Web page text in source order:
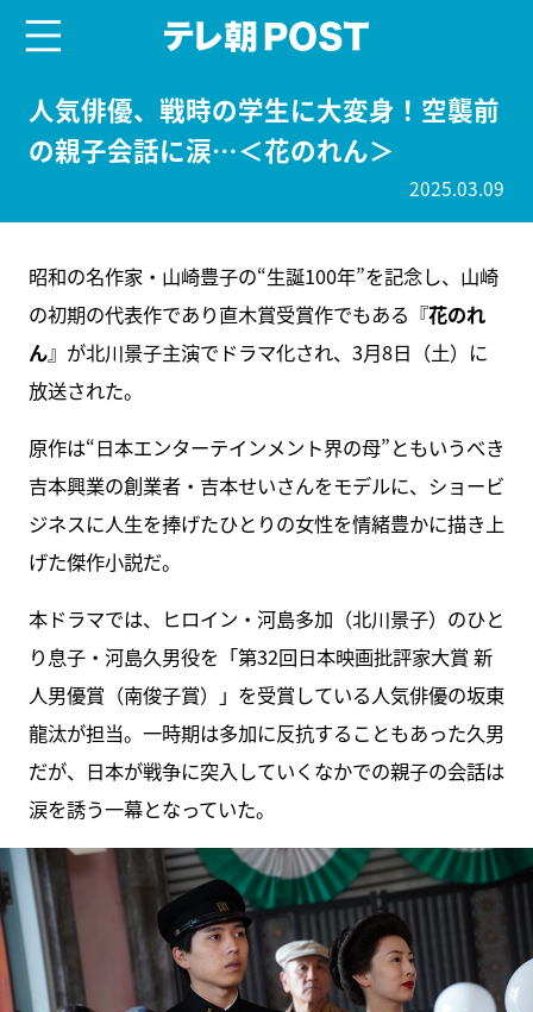
人気俳優、戦時の学生に大変身！空襲前
の親子会話に涙…＜花のれん＞
2025.03.09
昭和の名作家・山崎豊子の“生誕100年”を記念し、山崎
の初期の代表作であり直木賞受賞作でもある『花のれ
ん』が北川景子主演でドラマ化され、3月8日（土）に
放送された。
原作は“日本エンターテインメント界の母”ともいうべき
吉本興業の創業者・吉本せいさんをモデルに、ショービ
ジネスに人生を捧げたひとりの女性を情緒豊かに描き上
げた傑作小説だ。
本ドラマでは、ヒロイン・河島多加（北川景子）のひと
り息子・河島久男役を「第32回日本映画批評家大賞 新
人男優賞（南俊子賞）」を受賞している人気俳優の坂東
龍汰が担当。一時期は多加に反抗することもあった久男
だが、日本が戦争に突入していくなかでの親子の会話は
涙を誘う一幕となっていた。